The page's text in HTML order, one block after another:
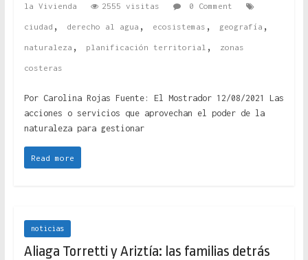
la Vivienda 2555 visitas 0 Comment
ciudad , derecho al agua , ecosistemas , geografía ,
naturaleza , planificación territorial , zonas
costeras
Por Carolina Rojas Fuente: El Mostrador 12/08/2021 Las
acciones o servicios que aprovechan el poder de la
naturaleza para gestionar
Read more
noticias
Aliaga Torretti y Ariztía: las familias detrás